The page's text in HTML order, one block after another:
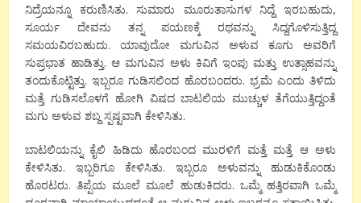
ನಿದ್ರೆಯನ್ನೂ ಕರುಣಿಸಿತು. ಸುಮಾರು ಮೂರುತಾಸುಗಳ ನಿದ್ದೆ ಇರಬಹುದು,
ಸೂರ್ಯ ದೇವನು ತನ್ನ ಪಯಣಕ್ಕೆ ರಥವನ್ನು ಸಿದ್ದಗೊಳಿಸುತ್ತಿದ್ದ
ಸಮಯವಿರಬಹುದು. ಯಾವುದೋ ಮಗುವಿನ ಅಳುವ ಕೂಗು ಅವರಿಗೆ
ಸುಪ್ರಭಾತ ಹಾಡಿತ್ತು. ಆ ಮಗುವಿನ ಅಳು ಕಿವಿಗೆ ಇಂಪು ಮತ್ತು ಉತ್ಸಾಹವನ್ನು
ತಂದುಕೊಟ್ಟಿತ್ತು. ಇಬ್ಬರೂ ಗುಡಿಸಲಿಂದ ಹೊರಬಂದರು. ಭ್ರಮೆ ಎಂದು ತಿಳಿದು
ಮತ್ತೆ ಗುಡಿಸಲೊಳಗೆ ಹೋಗಿ ವಿಷದ ಬಾಟಲಿಯ ಮುಚ್ಚುಳ ತೆಗೆಯುತ್ತಿದ್ದಂತೆ
ಮಗು ಅಳುವ ಶಬ್ದ ಸ್ಪಷ್ಟವಾಗಿ ಕೇಳಿಸಿತು.
ಬಾಟಲಿಯನ್ನು ಕೈಲಿ ಹಿಡಿದು ಹೊರಬಂದ ಮುರಳಿಗೆ ಮತ್ತೆ ಮತ್ತೆ ಆ ಅಳು
ಕೇಳಿಸಿತು. ಇಬ್ಬರಿಗೂ ಕೇಳಿಸಿತು. ಇಬ್ಬರೂ ಅಳುವನ್ನು ಹುಡುಕಿಕೊಂಡು
ಹೊರಟರು. ತಿಪ್ಪೆಯ ಮೂಲೆ ಮೂಲೆ ಹುಡುಕಿದರು. ಒಮ್ಮೆ ಹತ್ತಿರವಾಗಿ ಒಮ್ಮೆ